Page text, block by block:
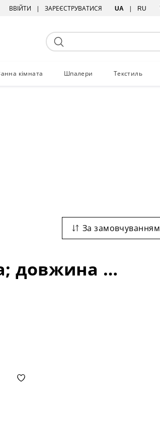
ВВІЙТИ ЗАРЕЄСТРУВАТИСЯ UA RU
кімната Шпалери Текстиль
За замовчуванням
Кухонні комплекти: форма стільниці-кругла; довжина стільниці-1700+400 мм;